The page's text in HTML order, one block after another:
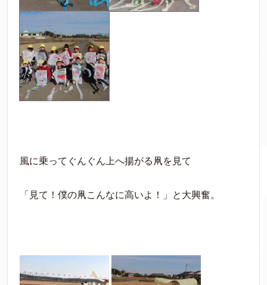
風に乗ってぐんぐん上へ揚がる凧を見て
「見て！僕の凧こんなに高いよ！」と大興奮。